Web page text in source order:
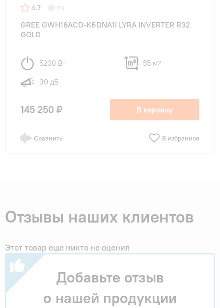
4.7 23
GREE GWH18ACD-K6DNA1I LYRA INVERTER R32
GOLD
5200 Вт 55 м2
30 дБ
145 250 ₽ В корзину
Сравнить В избранное
Отзывы наших клиентов
Этот товар еще никто не оценил
Добавьте отзыв
о нашей продукции